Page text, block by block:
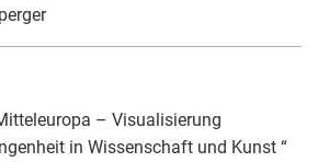
– Visualisierung
in Wissenschaft und Kunst “